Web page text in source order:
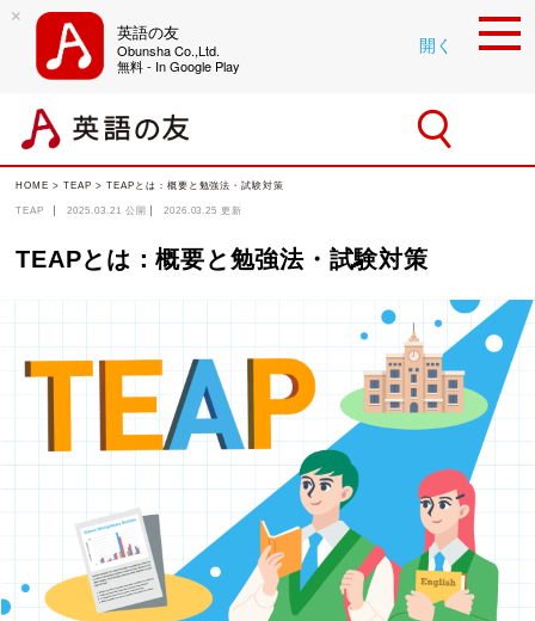
×
英語の友
Obunsha Co.,Ltd.
無料 - In Google Play
開く
HOME >TEAP > TEAPとは：概要と勉強法・試験対策
TEAP 2025.03.21 公開 2026.03.25 更新
TEAPとは：概要と勉強法・試験対策